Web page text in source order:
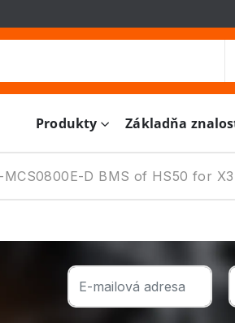
Produkty Základňa
MCS0800E-D BMS of HS50 for